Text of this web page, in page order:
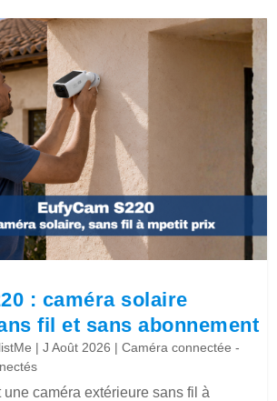
: caméra solaire
fil et sans abonnement
|J Août 2026 |Caméra connectée -
caméra extérieure sans fil à